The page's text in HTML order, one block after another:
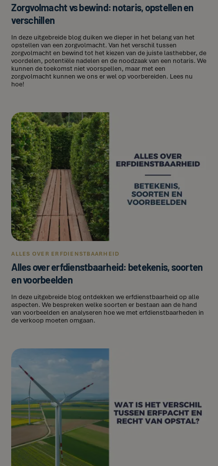
Zorgvolmacht vs bewind: notaris, opstellen en
verschillen
In deze uitgebreide blog duiken we dieper in het belang van het
opstellen van een zorgvolmacht. Van het verschil tussen
zorgvolmacht en bewind tot het kiezen van de juiste lasthebber, de
voordelen, potentiële nadelen en de noodzaak van een notaris. We
kunnen de toekomst niet voorspellen, maar met een
zorgvolmacht kunnen we ons er wel op voorbereiden. Lees nu
hoe!
ALLES OVER ERFDIENSTBAARHEID
Alles over erfdienstbaarheid: betekenis, soorten
en voorbeelden
In deze uitgebreide blog ontdekken we erfdienstbaarheid op alle
aspecten. We bespreken welke soorten er bestaan aan de hand
van voorbeelden en analyseren hoe we met erfdienstbaarheden in
de verkoop moeten omgaan.